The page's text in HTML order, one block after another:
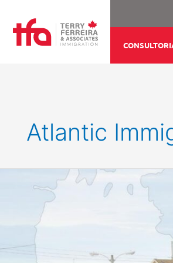
para
conteúdo
Atlantic
ATRAVÉS
PROGRAMA
IMIGRAÇÃO